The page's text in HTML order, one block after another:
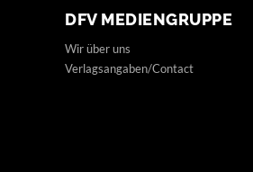
DFV MEDIENGRUPPE
Wir über uns
Verlagsangaben/Contact